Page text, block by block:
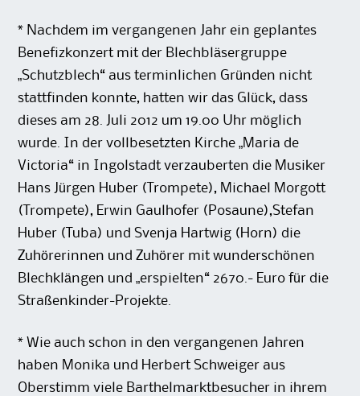
* Nachdem im vergangenen Jahr ein geplantes
Benefizkonzert mit der Blechbläsergruppe
„Schutzblech“ aus terminlichen Gründen nicht
stattfinden konnte, hatten wir das Glück, dass
dieses am 28. Juli 2012 um 19.00 Uhr möglich
wurde. In der vollbesetzten Kirche „Maria de
Victoria“ in Ingolstadt verzauberten die Musiker
Hans Jürgen Huber (Trompete), Michael Morgott
(Trompete), Erwin Gaulhofer (Posaune),Stefan
Huber (Tuba) und Svenja Hartwig (Horn) die
Zuhörerinnen und Zuhörer mit wunderschönen
Blechklängen und „erspielten“ 2670.- Euro für die
Straßenkinder-Projekte.
* Wie auch schon in den vergangenen Jahren
haben Monika und Herbert Schweiger aus
Oberstimm viele Barthelmarktbesucher in ihrem